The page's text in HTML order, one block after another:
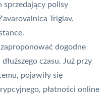
sprzedający polisy
Triglav.
.
dogodne
czasu. Już przy
pojawiły się
płatności online